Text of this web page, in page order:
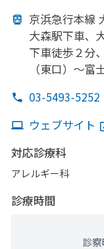
京浜急行本線
大森駅下車、
下車徒歩２分、
（東口） ～富
03-5493-5252
ウェブサイト
対応診療科
アレルギー科
診療時間
診